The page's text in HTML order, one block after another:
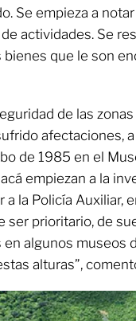
Se empieza a
actividades. Se
que le son
de las
afectaciones,
de 1985 en el
empiezan a la
a la Policía Auxiliar,
ser prioritario, de
algunos museos
alturas”,